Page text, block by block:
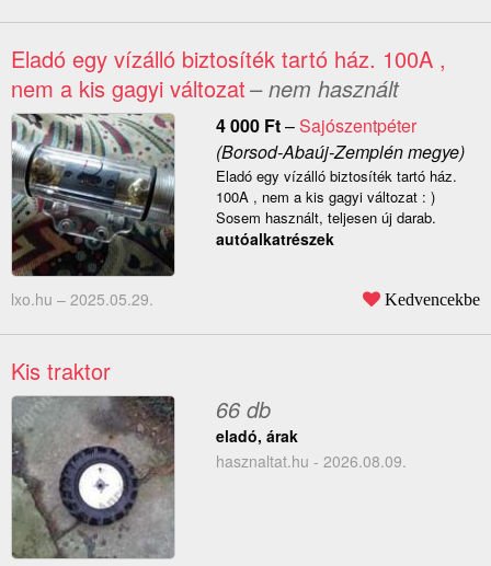
Eladó egy vízálló biztosíték tartó ház. 100A ,
nem a kis gagyi változat– nem használt
4 000 Ft–Sajószentpéter
(Borsod-Abaúj-Zemplén megye)
Eladó egy vízálló biztosíték tartó ház.
100A , nem a kis gagyi változat : )
Sosem használt, teljesen új darab.
autóalkatrészek
lxo.hu – 2025.05.29. Kedvencekbe
Kis traktor
66 db
eladó, árak
hasznaltat.hu - 2026.08.09.